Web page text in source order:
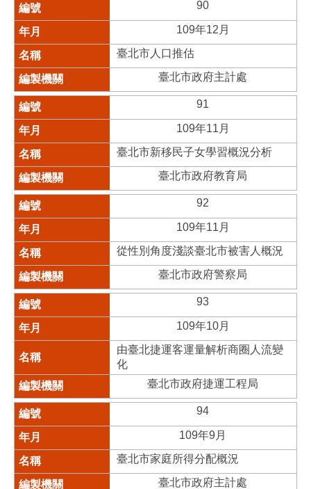
90
109年12月
臺北市人口推估
臺北市政府主計處
91
109年11月
臺北市新移民子女學習概況分析
臺北市政府教育局
92
109年11月
從性別角度淺談臺北市被害人概況
臺北市政府警察局
93
109年10月
由臺北捷運客運量解析商圈人流變
化
臺北市政府捷運工程局
94
109年9月
臺北市家庭所得分配概況
臺北市政府主計處